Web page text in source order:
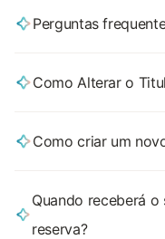
Perguntas
Como Alterar o
Como criar um
Quando receberá
reserva?